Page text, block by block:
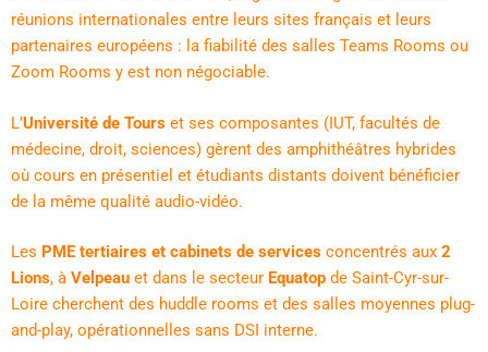
réunions internationales entre leurs sites français et leurs
partenaires européens : la fiabilité des salles Teams Rooms ou
Zoom Rooms y est non négociable.
L’Université de Tours et ses composantes (IUT, facultés de
médecine, droit, sciences) gèrent des amphithéâtres hybrides
où cours en présentiel et étudiants distants doivent bénéficier
de la même qualité audio-vidéo.
Les PME tertiaires et cabinets de services concentrés aux 2
Lions, à Velpeau et dans le secteur Equatop de Saint-Cyr-sur-
Loire cherchent des huddle rooms et des salles moyennes plug-
and-play, opérationnelles sans DSI interne.